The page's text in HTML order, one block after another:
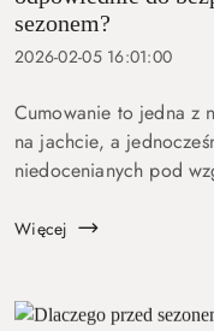
sezonem?
2026-02-05 16:01:00
Cumowanie to jedna z
na jachcie, a
niedocenianych pod
na boi, przy kei czy
Więcej